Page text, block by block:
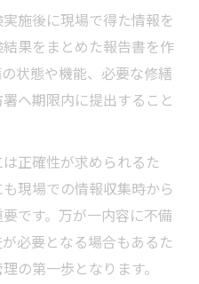
施後に現場で得た情報を
果をまとめた報告書を作
状態や機能、必要な修繕
へ期限内に提出すること
正確性が求められるた
現場での情報収集時から
です。万が一内容に不備
必要となる場合もあるた
の第一歩となります。